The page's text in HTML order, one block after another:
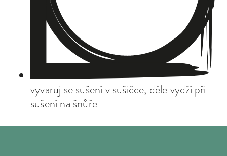
vyvaruj se sušení v sušičce, déle vydží při
sušení na šnůře